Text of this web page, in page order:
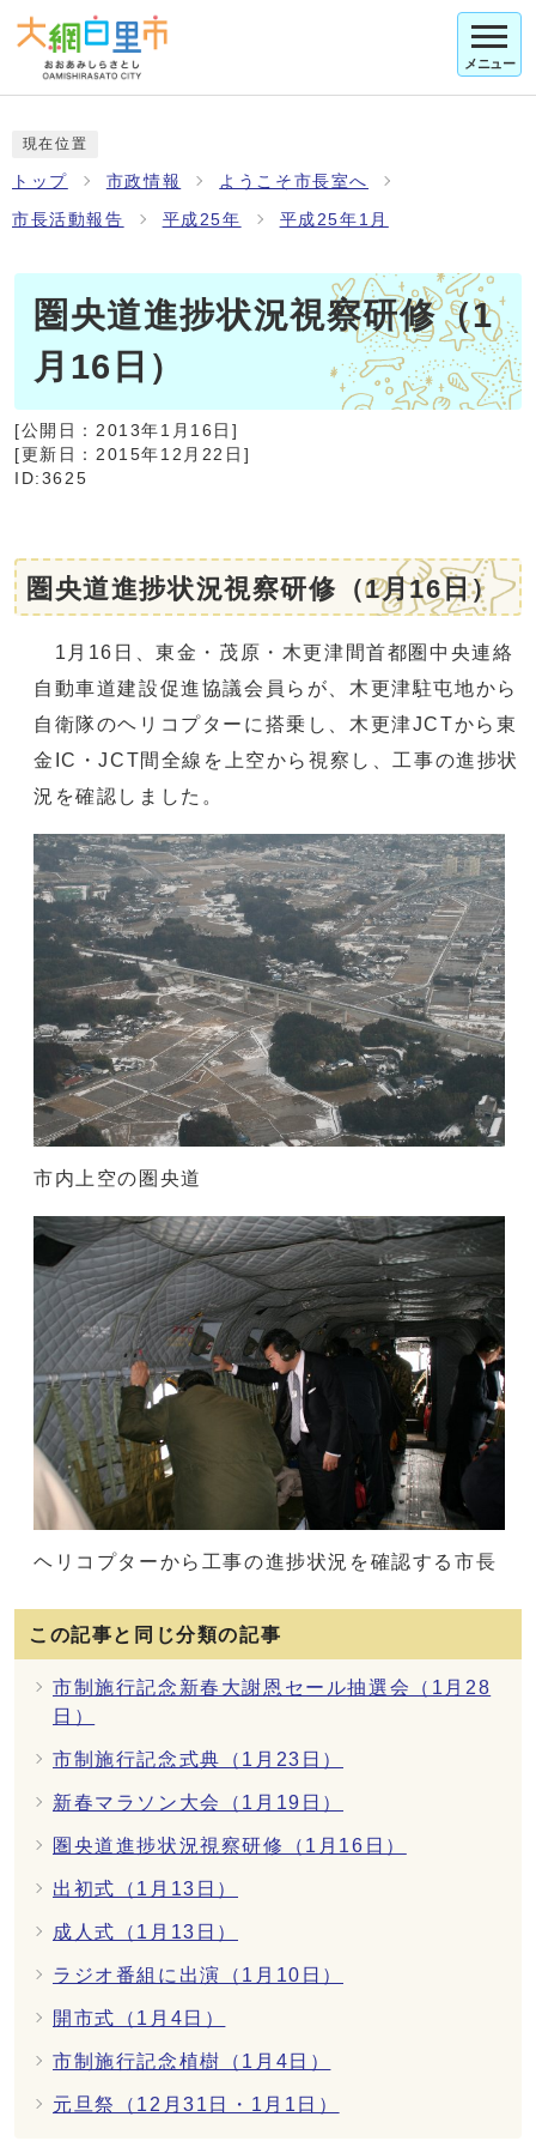
メニュー
現在位置
トップ 市政情報 ようこそ市長室へ
市長活動報告 平成25年 平成25年1月
圏央道進捗状況視察研修（1
月16日）
[公開日： 2013年1月16日 ]
[更新日： 2015年12月22日 ]
ID:3625
圏央道進捗状況視察研修（1月16日）
1月16日、東金・茂原・木更津間首都圏中央連絡
自動車道建設促進協議会員らが、木更津駐屯地から
自衛隊のヘリコプターに搭乗し、木更津JCTから東
金IC・JCT間全線を上空から視察し、工事の進捗状
況を確認しました。
市内上空の圏央道
ヘリコプターから工事の進捗状況を確認する市長
この記事と同じ分類の記事
市制施行記念新春大謝恩セール抽選会（1月28
日）
市制施行記念式典（1月23日）
新春マラソン大会（1月19日）
圏央道進捗状況視察研修（1月16日）
出初式（1月13日）
成人式（1月13日）
ラジオ番組に出演（1月10日）
開市式（1月4日）
市制施行記念植樹（1月4日）
元旦祭（12月31日・1月1日）